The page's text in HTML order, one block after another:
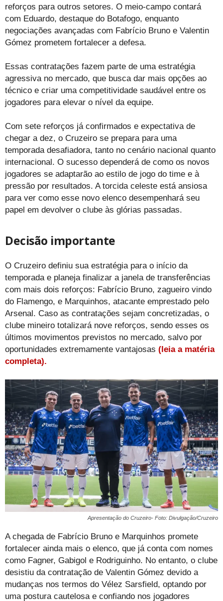
reforços para outros setores. O meio-campo contará
com Eduardo, destaque do Botafogo, enquanto
negociações avançadas com Fabrício Bruno e Valentin
Gómez prometem fortalecer a defesa.
Essas contratações fazem parte de uma estratégia
agressiva no mercado, que busca dar mais opções ao
técnico e criar uma competitividade saudável entre os
jogadores para elevar o nível da equipe.
Com sete reforços já confirmados e expectativa de
chegar a dez, o Cruzeiro se prepara para uma
temporada desafiadora, tanto no cenário nacional quanto
internacional. O sucesso dependerá de como os novos
jogadores se adaptarão ao estilo de jogo do time e à
pressão por resultados. A torcida celeste está ansiosa
para ver como esse novo elenco desempenhará seu
papel em devolver o clube às glórias passadas.
Decisão importante
O Cruzeiro definiu sua estratégia para o início da
temporada e planeja finalizar a janela de transferências
com mais dois reforços: Fabrício Bruno, zagueiro vindo
do Flamengo, e Marquinhos, atacante emprestado pelo
Arsenal. Caso as contratações sejam concretizadas, o
clube mineiro totalizará nove reforços, sendo esses os
últimos movimentos previstos no mercado, salvo por
oportunidades extremamente vantajosas (leia a matéria
completa).
Apresentação do Cruzeiro- Foto: Divulgação/Cruzeiro
A chegada de Fabrício Bruno e Marquinhos promete
fortalecer ainda mais o elenco, que já conta com nomes
como Fagner, Gabigol e Rodriguinho. No entanto, o clube
desistiu da contratação de Valentin Gómez devido a
mudanças nos termos do Vélez Sarsfield, optando por
uma postura cautelosa e confiando nos jogadores